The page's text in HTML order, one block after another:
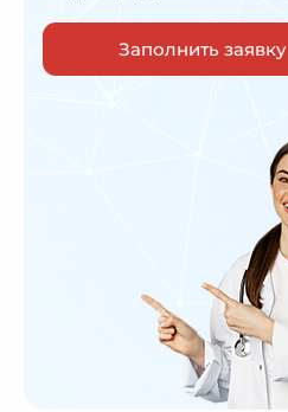
Заполнить заявку